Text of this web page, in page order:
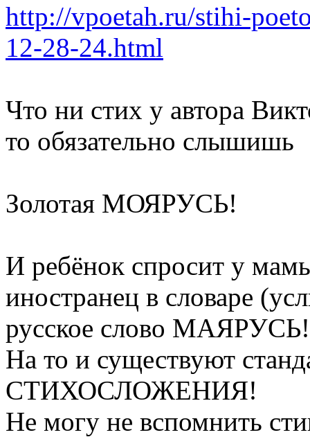
http://vpoetah.ru/stihi-
12-28-24.html
Что ни стих у автора
то обязательно слышишь
Золотая МОЯРУСЬ!
И ребёнок спросит у
иностранец в словаре
русское слово МАЯРУСЬ!
На то и существуют
СТИХОСЛОЖЕНИЯ!
Не могу не вспомнить